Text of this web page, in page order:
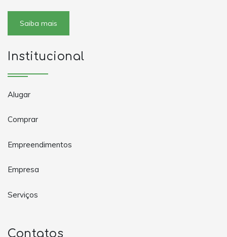
Saiba mais
Institucional
Alugar
Comprar
Empreendimentos
Empresa
Serviços
Contatos